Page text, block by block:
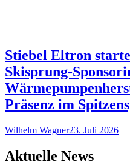
Stiebel Eltron
Skisprung-
Präsenz im
Wilhelm Wagner23. Juli 2026
Aktuelle News